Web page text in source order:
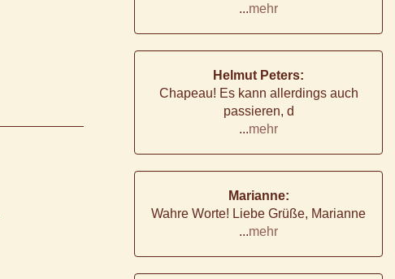
...mehr
Helmut Peters:
Chapeau! Es kann allerdings auch
passieren, d
...mehr
Marianne:
Wahre Worte! Liebe Grüße, Marianne
...mehr